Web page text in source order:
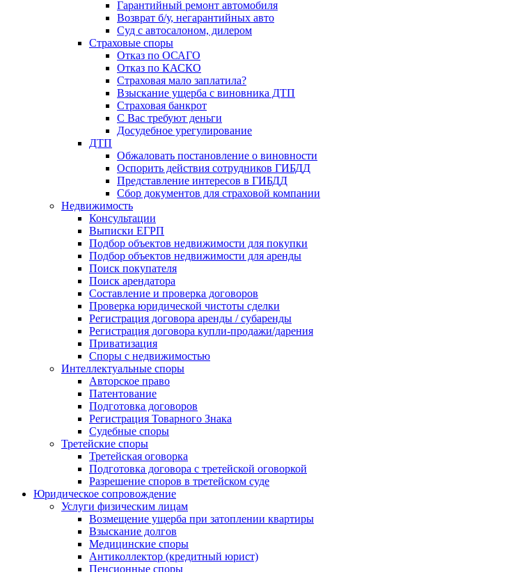
Гарантийный ремонт автомобиля
Возврат б/у, негарантийных авто
Суд с автосалоном, дилером
Страховые споры
Отказ по ОСАГО
Отказ по КАСКО
Страховая мало заплатила?
Взыскание ущерба с виновника ДТП
Страховая банкрот
С Вас требуют деньги
Досудебное урегулирование
ДТП
Обжаловать постановление о виновности
Оспорить действия сотрудников ГИБДД
Представление интересов в ГИБДД
Сбор документов для страховой компании
Недвижимость
Консультации
Выписки ЕГРП
Подбор объектов недвижимости для покупки
Подбор объектов недвижимости для аренды
Поиск покупателя
Поиск арендатора
Составление и проверка договоров
Проверка юридической чистоты сделки
Регистрация договора аренды / субаренды
Регистрация договора купли-продажи/дарения
Приватизация
Cпоры с недвижимостью
Интеллектуальные споры
Авторское право
Патентование
Подготовка договоров
Регистрация Товарного Знака
Судебные споры
Третейские споры
Третейская оговорка
Подготовка договора с третейской оговоркой
Разрешение споров в третейском суде
Юридическое сопровождение
Услуги физическим лицам
Возмещение ущерба при затоплении квартиры
Взыскание долгов
Медицинские споры
Антиколлектор (кредитный юрист)
Пенсионные споры